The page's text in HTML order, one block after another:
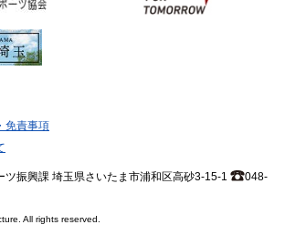
免責事項
ツ振興課 埼玉県さいたま市浦和区高砂3-15-1
048-
All rights reserved.